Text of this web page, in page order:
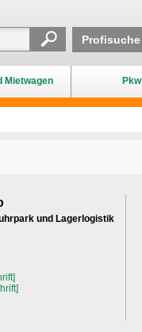
Mietwagen Pkw
Profisuche
und Lagerlogistik